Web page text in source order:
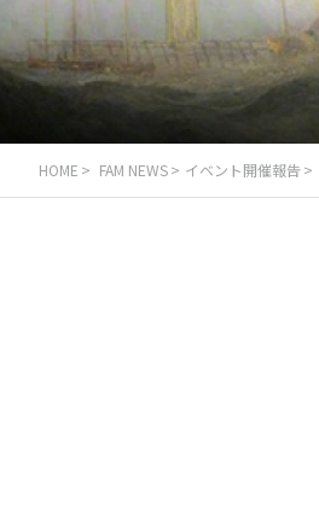
HOME FAM NEWS イベント開催報告